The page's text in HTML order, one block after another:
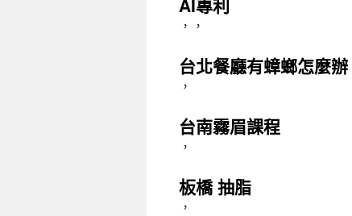
AI專利
，，
台北餐廳有蟑螂怎麼辦
，
台南霧眉課程
，
板橋 抽脂
，